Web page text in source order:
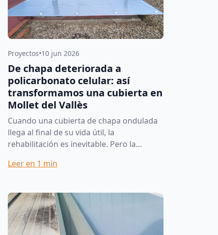
Proyectos•10 jun 2026
De chapa deteriorada a
policarbonato celular: así
transformamos una cubierta en
Mollet del Vallès
Cuando una cubierta de chapa ondulada
llega al final de su vida útil, la
rehabilitación es inevitable. Pero la
la diferencia entre una re...
Leer en 1 min